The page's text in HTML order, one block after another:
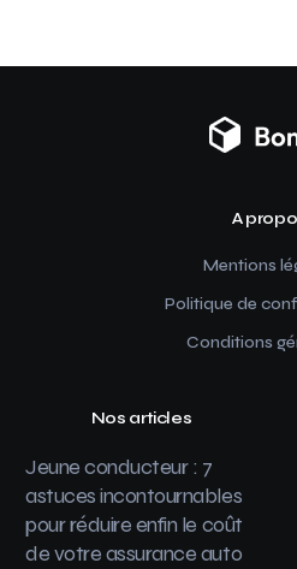
A
Mentions
Politique de
Conditions
Nos articles
Jeune conducteur : 7
astuces incontournables
pour réduire enfin le coût
de votre assurance auto